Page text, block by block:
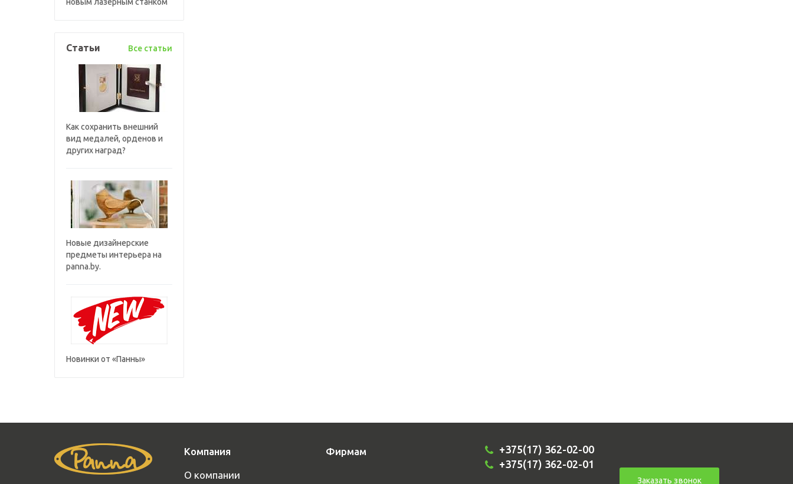
Статьи Все статьи
Как сохранить внешний
вид медалей, орденов и
других наград?
Новые дизайнерские
предметы интерьера на
panna.by.
Новинки от «Панны»
Компания Фирмам
О компании
+375(17) 362-02-00
+375(17) 362-02-01
Заказать звонок